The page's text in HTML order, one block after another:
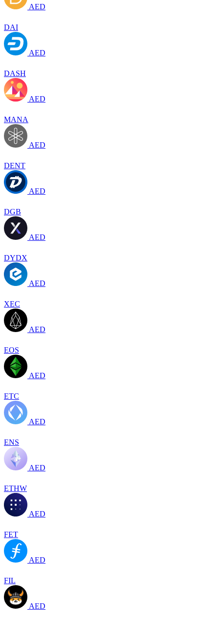
AED
DAI
AED
DASH
AED
MANA
AED
DENT
AED
DGB
AED
DYDX
AED
XEC
AED
EOS
AED
ETC
AED
ENS
AED
ETHW
AED
FET
AED
FIL
AED